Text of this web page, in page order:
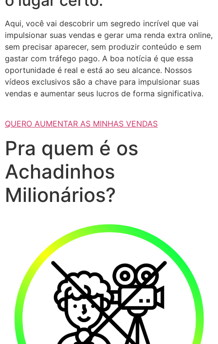
Aqui, você vai descobrir um segredo incrível que vai
impulsionar suas vendas e gerar uma renda extra online,
sem precisar aparecer, sem produzir conteúdo e sem
gastar com tráfego pago. A boa notícia é que essa
oportunidade é real e está ao seu alcance. Nossos
vídeos exclusivos são a chave para impulsionar suas
vendas e aumentar seus lucros de forma significativa.
QUERO AUMENTAR AS MINHAS VENDAS
Pra quem é os
Achadinhos
Milionários?